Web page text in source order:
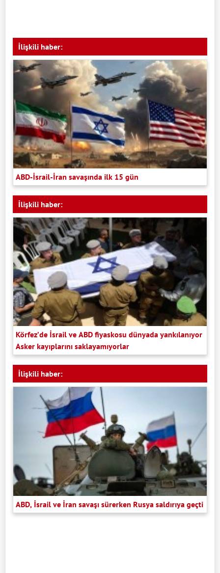
İlişkili haber:
ABD-İsrail-İran savaşında ilk 15 gün
İlişkili haber:
Körfez’de İsrail ve ABD fiyaskosu dünyada yankılanıyor
Asker kayıplarını saklayamıyorlar
İlişkili haber:
ABD, İsrail ve İran savaşı sürerken Rusya saldırıya geçti